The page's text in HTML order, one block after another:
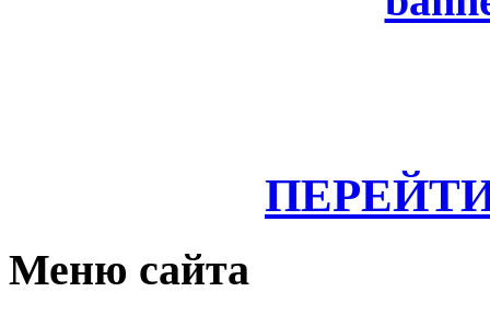
Меню сайта